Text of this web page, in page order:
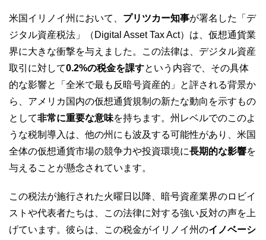
米国イリノイ州において、 プリツカー知事が署名した「デ
ジタル資産税法」（Digital Asset Tax Act）は、仮想通貨業
界に大きな衝撃を与えました。この法律は、デジタル資産
取引に対して0.2%の税金を課すという内容で、その具体
的な影響と「全米で最も反暗号資産的」と評される背景か
ら、アメリカ国内の仮想通貨規制の新たな動向を示すもの
として非常に重要な意味を持ちます。州レベルでのこのよ
うな税制導入は、他の州にも波及する可能性があり、米国
全体の仮想通貨市場の競争力や投資環境に長期的な影響を
与えることが懸念されています。
この税法が施行された火曜日以降、暗号資産業界のロビイ
ストや代表者たちは、この法律に対する強い反対の声を上
げています。彼らは、この税金がイリノイ州のイノベーシ